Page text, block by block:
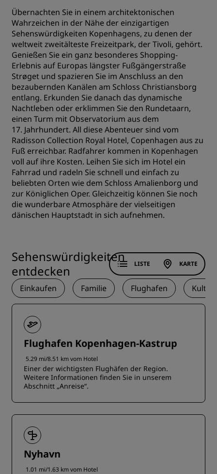
Übernachten Sie in einem architektonischen
Wahrzeichen in der Nähe der einzigartigen
Sehenswürdigkeiten Kopenhagens, zu denen der
weltweit zweitälteste Freizeitpark, der Tivoli, gehört.
Genießen Sie ein ganz besonderes Shopping-
Erlebnis auf Europas längster Fußgängerstraße
Strøget und spazieren Sie im Anschluss an den
bezaubernden Kanälen am Schloss Christiansborg
entlang. Erkunden Sie danach das dynamische
Nachtleben oder erklimmen Sie den Rundetaarn,
einen Turm mit Observatorium aus dem
17. Jahrhundert. All diese Abenteuer sind vom
Radisson Collection Royal Hotel, Copenhagen aus zu
Fuß erreichbar. Radfahrer kommen in Kopenhagen
voll auf ihre Kosten. Leihen Sie sich im Hotel ein
Fahrrad und radeln Sie schnell und einfach zu
beliebten Orten wie dem Schloss Amalienborg und
zur Königlichen Oper. Gleichzeitig können Sie noch
die wunderbare Atmosphäre der vielseitigen
dänischen Hauptstadt in sich aufnehmen.
Sehenswürdigkeiten
entdecken
Einkaufen Familie Flughafen Kultur
LISTE KARTE
Flughafen Kopenhagen-Kastrup
5.29 mi/8.51 km vom Hotel
Einer der wichtigsten Flughäfen der Region.
Weitere Informationen finden Sie in unserem
Abschnitt „Anreise“.
Nyhavn
1.01 mi/1.63 km vom Hotel